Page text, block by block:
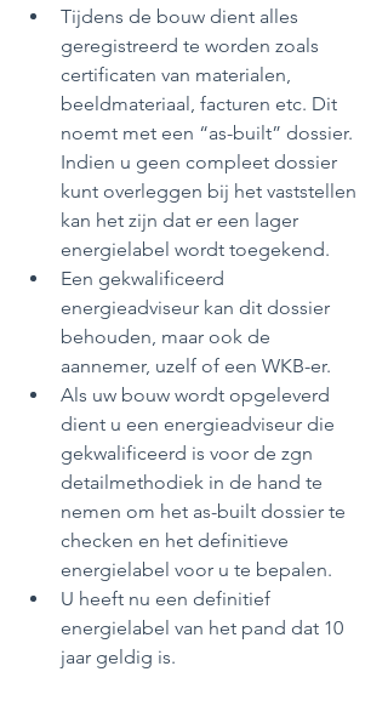
Tijdens de bouw dient alles
geregistreerd te worden zoals
certificaten van materialen,
beeldmateriaal, facturen etc. Dit
noemt met een “as-built” dossier.
Indien u geen compleet dossier
kunt overleggen bij het vaststellen
kan het zijn dat er een lager
energielabel wordt toegekend.
Een gekwalificeerd
energieadviseur kan dit dossier
behouden, maar ook de
aannemer, uzelf of een WKB-er.
Als uw bouw wordt opgeleverd
dient u een energieadviseur die
gekwalificeerd is voor de zgn
detailmethodiek in de hand te
nemen om het as-built dossier te
checken en het definitieve
energielabel voor u te bepalen.
U heeft nu een definitief
energielabel van het pand dat 10
jaar geldig is.